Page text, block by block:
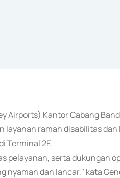
Airports) Kantor Cabang
ramah disabilitas
Terminal 2F.
pelayanan, serta dukungan
dan lancar," kata